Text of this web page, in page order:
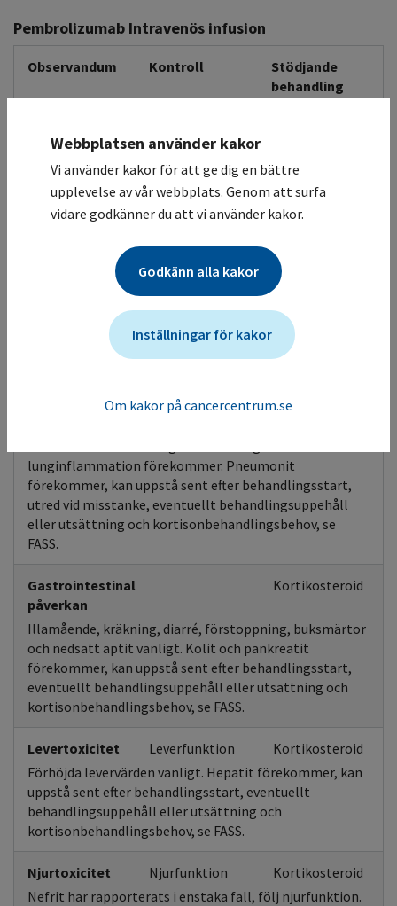
Pembrolizumab Intravenös infusion
Observandum Kontroll
Stödjande
behandling
Observera att biverkningar generellt kan uppstå sent,
även efter behandlingsavslut.
Eventuellt behov av kortikosteroidbehandling, se FASS.
infusionsreaktion/anafylaxi
Puls
Infusionsrelaterad reaktion förekommer.
Hematologisk
Enligt lokala
riktlinjer
Anemi, neutropeni och trombocytopeni förekommer,
lunginflammation förekommer. Pneumonit
förekommer, kan uppstå sent efter behandlingsstart,
utred vid misstanke, eventuellt behandlingsuppehåll
eller utsättning och kortisonbehandlingsbehov, se
FASS.
Gastrointestinal
påverkan
Kortikosteroid
Illamående, kräkning, diarré, förstoppning, buksmärtor
och nedsatt aptit vanligt. Kolit och pankreatit
förekommer, kan uppstå sent efter behandlingsstart,
eventuellt behandlingsuppehåll eller utsättning och
kortisonbehandlingsbehov, se FASS.
Levertoxicitet Leverfunktion
Kortikosteroid
Förhöjda levervärden vanligt. Hepatit förekommer, kan
uppstå sent efter behandlingsstart, eventuellt
behandlingsuppehåll eller utsättning och
kortisonbehandlingsbehov, se FASS.
Njurtoxicitet Njurfunktion
Kortikosteroid
Nefrit har rapporterats i enstaka fall, följ njurfunktion.
Webbplatsen använder kakor
Vi använder kakor för att ge dig en bättre
upplevelse av vår webbplats. Genom att surfa
vidare godkänner du att vi använder kakor.
Godkänn alla kakor
Inställningar för kakor
Om kakor på cancercentrum.se